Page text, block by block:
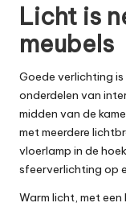
Licht is
meubels
Goede verlichting
onderdelen van
midden van de
met meerdere
vloerlamp in de
sfeerverlichting op
Warm licht, met